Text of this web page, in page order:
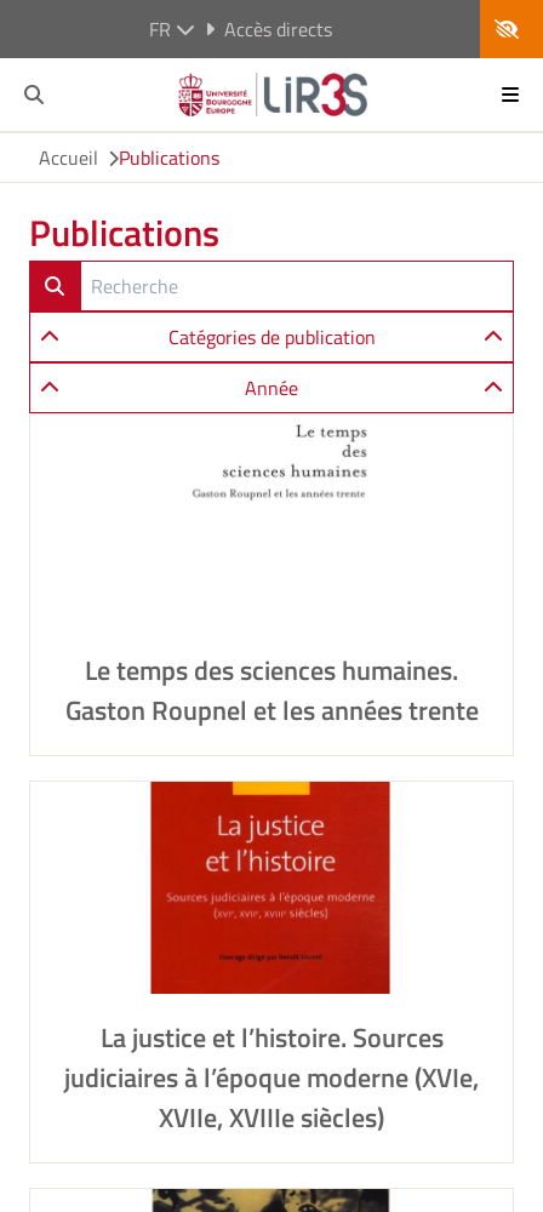
FR Accès directs
Accueil Publications
Publications
Catégories de publication
Année
Le temps des sciences humaines.
Gaston Roupnel et les années trente
La justice et l’histoire. Sources
judiciaires à l’époque moderne (XVIe,
XVIIe, XVIIIe siècles)